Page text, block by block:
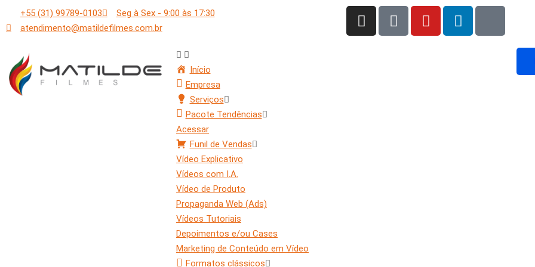
+55 (31) 99789-0103
Seg à Sex - 9:00 às 17:30
atendimento@matildefilmes.com.br
Início
Empresa
Serviços
Pacote Tendências
Acessar
Funil de Vendas
Vídeo Explicativo
Vídeos com I.A.
Vídeo de Produto
Propaganda Web (Ads)
Vídeos Tutoriais
Depoimentos e/ou Cases
Marketing de Conteúdo em Vídeo
Formatos clássicos